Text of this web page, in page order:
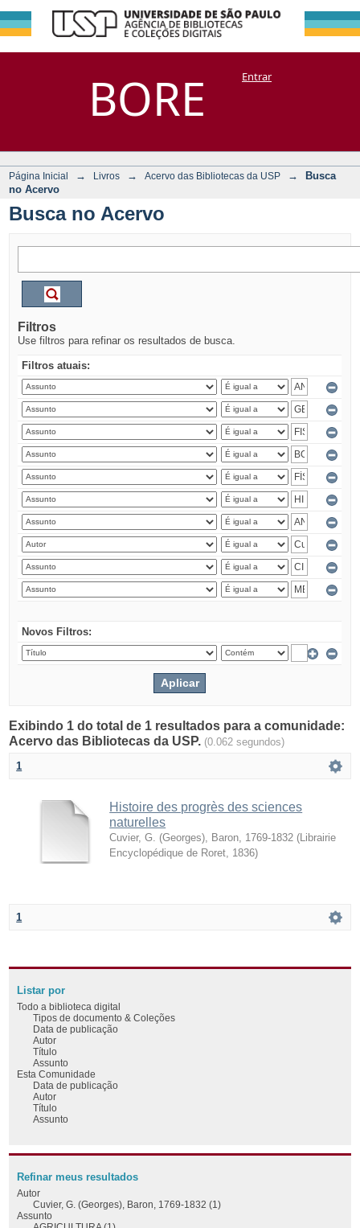
BORE
Busca no Acervo
DSpace/Manakin + CoriscoEntrar
Página Inicial → Livros → Acervo das Bibliotecas da USP →
Busca
no Acervo
Busca no Acervo
Filtros
Use filtros para refinar os resultados de busca.
Filtros atuais:
Novos Filtros:
Exibindo 1 do total de 1 resultados para a comunidade:
Acervo das Bibliotecas da USP. (0.062 segundos)
1
Histoire des progrès des sciences
naturelles
Cuvier, G. (Georges), Baron, 1769-1832 ( Librairie
Encyclopédique de Roret 1836)
1
Listar por
Todo a biblioteca digital
Tipos de documento & Coleções
Data de publicação
Autor
Título
Assunto
Esta Comunidade
Data de publicação
Autor
Título
Assunto
Refinar meus resultados
Autor
Cuvier, G. (Georges), Baron, 1769-1832 (1)
Assunto